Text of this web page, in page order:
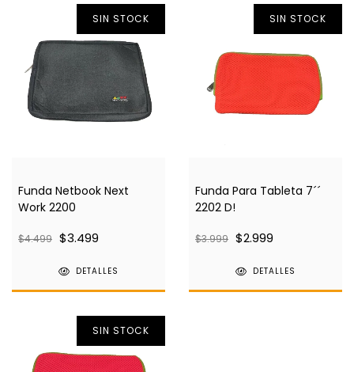
SIN STOCK
Funda Netbook Next
Work 2200
$4.499 $3.499
DETALLES
SIN STOCK
Funda Para Tableta 7´´
2202 D!
$3.999 $2.999
DETALLES
SIN STOCK